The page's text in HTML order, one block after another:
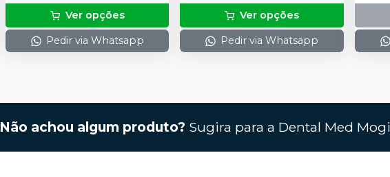
Ver opções
Pedir via Whatsapp
Ver opções
Pedir via Whatsapp
Não achou algum produto? Sugira para a Dental Med Mogi